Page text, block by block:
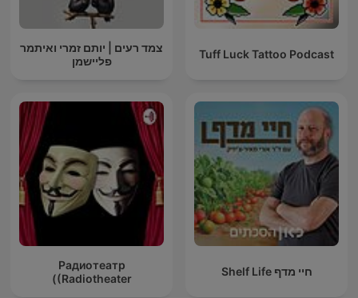
Tuff Luck Tattoo Podcast
צמד רעים | יותם זמרי ואיתמר
פליישמן
חיי מדף Shelf Life
Радиотеатр
(Radiotheater)